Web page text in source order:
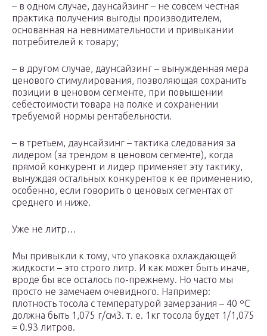
– в одном случае, даунсайзинг – не совсем честная
практика получения выгоды производителем,
основанная на невнимательности и привыкании
потребителей к товару;
– в другом случае, даунсайзинг – вынужденная мера
ценового стимулирования, позволяющая сохранить
позиции в ценовом сегменте, при повышении
себестоимости товара на полке и сохранении
требуемой нормы рентабельности.
– в третьем, даунсайзинг – тактика следования за
лидером (за трендом в ценовом сегменте), когда
прямой конкурент и лидер применяет эту тактику,
вынуждая остальных конкурентов к ее применению,
особенно, если говорить о ценовых сегментах от
среднего и ниже.
Уже не литр…
Мы привыкли к тому, что упаковка охлаждающей
жидкости – это строго литр. И как может быть иначе,
вроде бы все осталось по-прежнему. Но часто мы
просто не замечаем очевидного. Например:
плотность тосола с температурой замерзания – 40 ºС
должна быть 1,075 г/см3. т. е. 1кг тосола будет 1/1,075
= 0.93 литров.